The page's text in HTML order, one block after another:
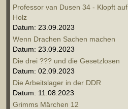
Professor van Dusen 34 - Klopft auf
Holz
Datum: 23.09.2023
Wenn Drachen Sachen machen
Datum: 23.09.2023
Die drei ??? und die Gesetzlosen
Datum: 02.09.2023
Die Arbeitslager in der DDR
Datum: 11.08.2023
Grimms Märchen 12